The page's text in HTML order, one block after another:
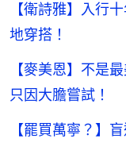
【衛詩雅】入行
地穿搭！
【麥美恩】不是
只因大膽嘗試！
【罷買萬寧？】